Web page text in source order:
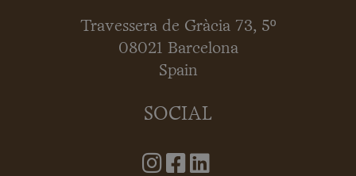
Travessera de Gràcia 73, 5º
08021 Barcelona
Spain
SOCIAL